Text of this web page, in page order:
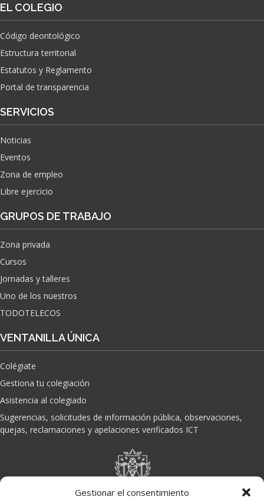
Gestionar el consentimiento
EL COLEGIO
Código deontológico
Estructura territorial
Estatutos y Reglamento
Portal de transparencia
SERVICIOS
Noticias
Eventos
Zona de empleo
Libre ejercicio
GRUPOS DE TRABAJO
Zona privada
Cursos
Jornadas y talleres
Uno de los nuestros
TODOTELECOS
VENTANILLA ÚNICA
Colégiate
Gestiona tu colegiación
Asistencia al colegiado
Sugerencias, solicitudes de información pública, observaciones,
quejas, reclamaciones y apelaciones verificados ICT